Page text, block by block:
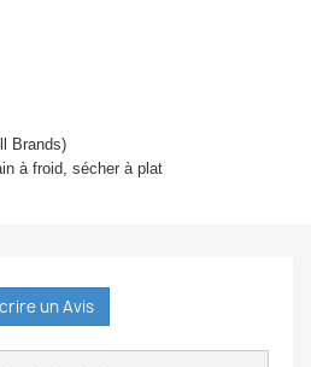
Brands)
à froid, sécher à plat
un Avis